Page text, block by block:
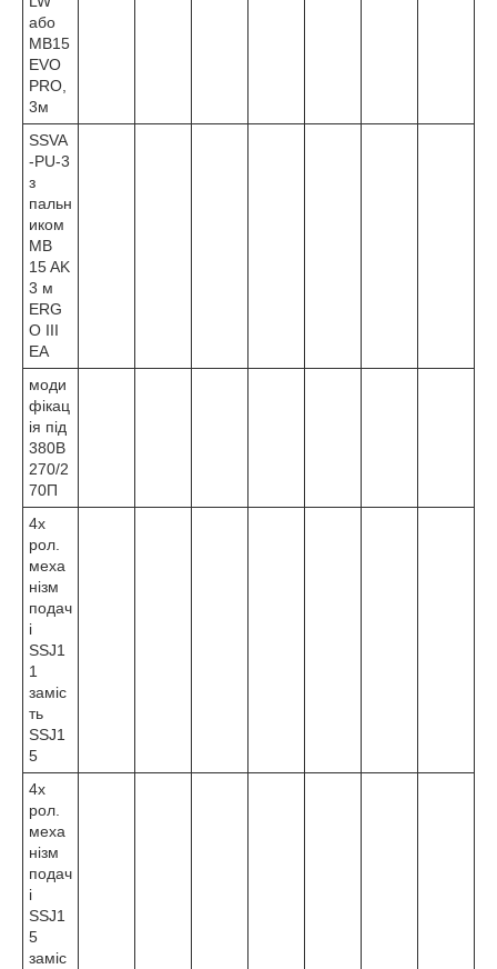
або
MB15
EVO
PRO,
3м
SSVA
-PU-3
з
пальн
иком
MB
15 AK
3 м
ERG
O III
EA
моди
фікац
ія під
380В
270/2
70П
4х
рол.
меха
нізм
подач
і
SSJ1
1
заміс
ть
SSJ1
5
4х
рол.
меха
нізм
подач
і
SSJ1
5
заміс